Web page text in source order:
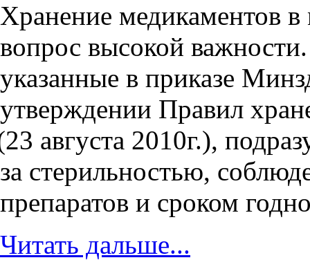
Хранение медикаментов
вопрос высокой
указанные в приказе
утверждении Правил
августа 2010г.),
за стерильностью,
препаратов и сроком
Читать дальше...